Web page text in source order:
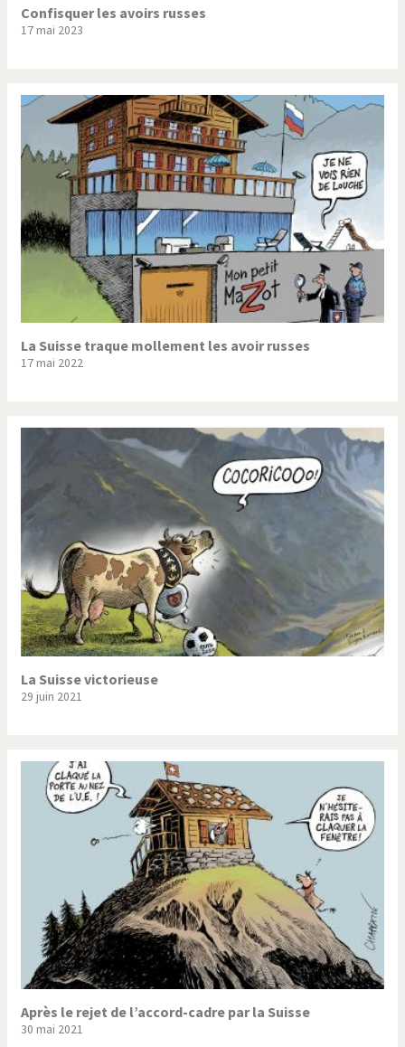
Confisquer les avoirs russes
17 mai 2023
La Suisse traque mollement les avoir russes
17 mai 2022
La Suisse victorieuse
29 juin 2021
Après le rejet de l’accord-cadre par la Suisse
30 mai 2021